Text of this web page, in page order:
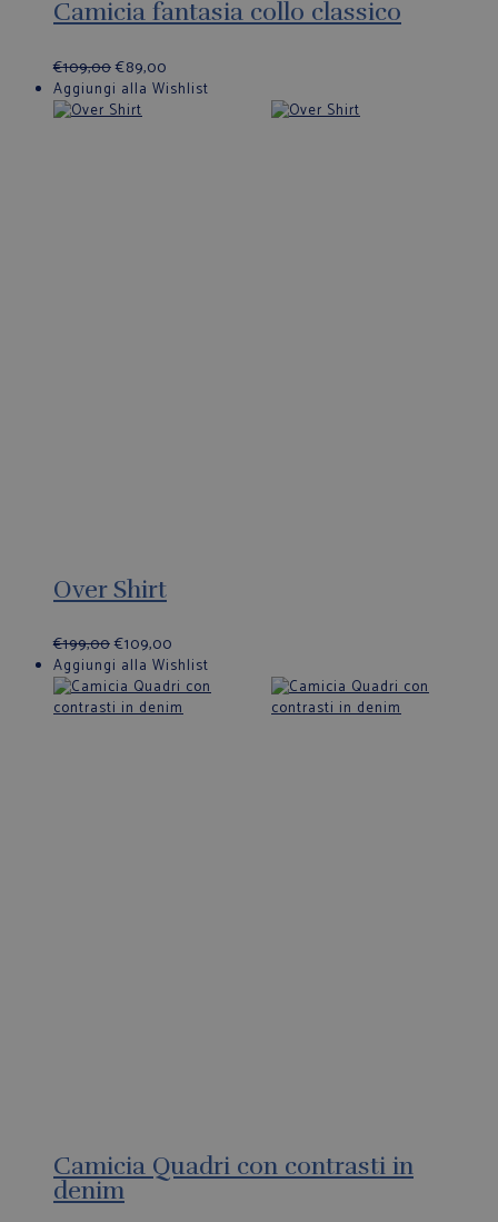
Camicia fantasia collo classico
€109,00€89,00
Aggiungi alla Wishlist
Over Shirt
€199,00€109,00
Aggiungi alla Wishlist
Camicia Quadri con contrasti in
denim